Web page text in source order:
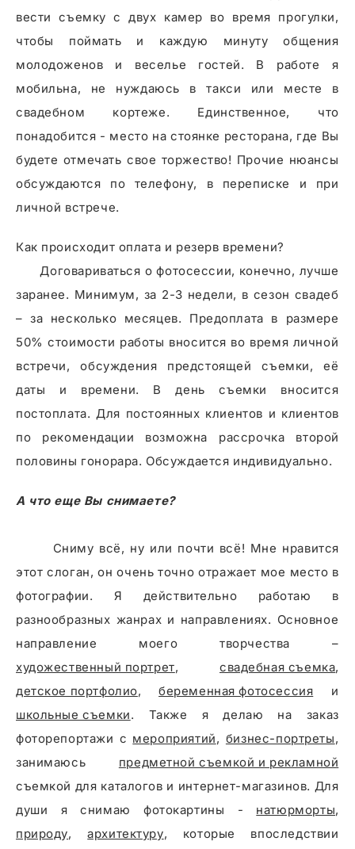
вести съемку с двух камер во время прогулки,
чтобы поймать и каждую минуту общения
молодоженов и веселье гостей. В работе я
мобильна, не нуждаюсь в такси или месте в
свадебном кортеже. Единственное, что
понадобится - место на стоянке ресторана, где Вы
будете отмечать свое торжество! Прочие нюансы
обсуждаются по телефону, в переписке и при
личной встрече.
Как происходит оплата и резерв времени?
Договариваться о фотосессии, конечно, лучше
заранее. Минимум, за 2-3 недели, в сезон свадеб
– за несколько месяцев. Предоплата в размере
50% стоимости работы вносится во время личной
встречи, обсуждения предстоящей съемки, её
даты и времени. В день съемки вносится
постоплата. Для постоянных клиентов и клиентов
по рекомендации возможна рассрочка второй
половины гонорара. Обсуждается индивидуально.
А что еще Вы снимаете?
Сниму всё, ну или почти всё! Мне нравится
этот слоган, он очень точно отражает мое место в
фотографии. Я действительно работаю в
разнообразных жанрах и направлениях. Основное
художественный портрет, свадебная съемка
детское портфолио,беременная фотосессия
школьные съемки. Также я делаю на заказ
фоторепортажи с мероприятий, бизнес-портреты,
занимаюсь предметной съемкой и рекламной
съемкой для каталогов и интернет-магазинов. Для
души я снимаю фотокартины - натюрморты
природу,архитектуру, которые впоследствии